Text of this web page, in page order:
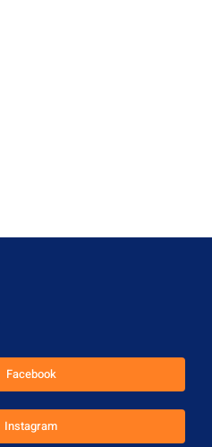
Facebook
Instagram